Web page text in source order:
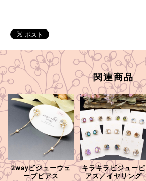
関連商品
2wayビジューウェ
ーブピアス
キラキラビジューピ
アス／イヤリング